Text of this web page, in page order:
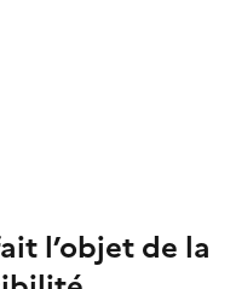
l’objet de la